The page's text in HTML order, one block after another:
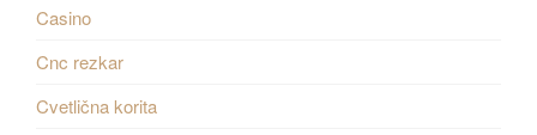
Casino
Cnc rezkar
Cvetlična korita